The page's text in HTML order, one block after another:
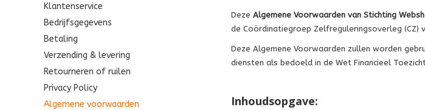
Klantenservice
Bedrijfsgegevens
Betaling
Verzending & levering
Retourneren of ruilen
Privacy Policy
Algemene voorwaarden
Deze Algemene Voorwaarden van Stichting
de Coördinatiegroep Zelfreguleringsoverleg (CZ)
Deze Algemene Voorwaarden zullen worden
diensten als bedoeld in de Wet Financieel
Inhoudsopgave: